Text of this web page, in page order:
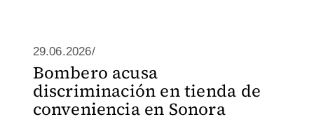
29.06.2026/
Bombero acusa
discriminación en tienda de
conveniencia en Sonora